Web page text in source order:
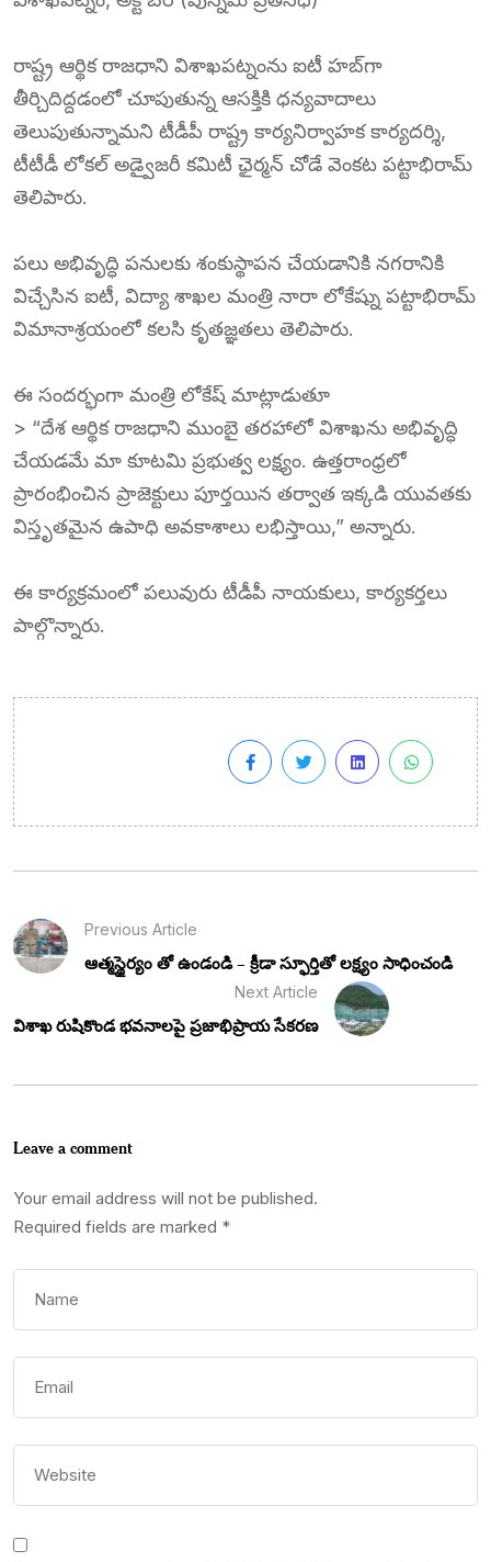
రాష్ట్ర ఆర్థిక రాజధాని విశాఖపట్నంను ఐటీ హబ్‌గా
తీర్చిదిద్దడంలో చూపుతున్న ఆసక్తికి ధన్యవాదాలు
తెలుపుతున్నామని టీడీపీ రాష్ట్ర కార్యనిర్వాహక కార్యదర్శి,
టీటీడీ లోకల్ అడ్వైజరీ కమిటీ ఛైర్మన్ చోడే వెంకట పట్టాభిరామ్
తెలిపారు.
పలు అభివృద్ధి పనులకు శంకుస్థాపన చేయడానికి నగరానికి
విచ్చేసిన ఐటీ, విద్యా శాఖల మంత్రి నారా లోకేష్ను పట్టాభిరామ్
విమానాశ్రయంలో కలసి కృతజ్ఞతలు తెలిపారు.
ఈ సందర్భంగా మంత్రి లోకేష్ మాట్లాడుతూ
> “దేశ ఆర్థిక రాజధాని ముంబై తరహాలో విశాఖను అభివృద్ధి
చేయడమే మా కూటమి ప్రభుత్వ లక్ష్యం. ఉత్తరాంధ్రలో
ప్రారంభించిన ప్రాజెక్టులు పూర్తయిన తర్వాత ఇక్కడి యువతకు
విస్తృతమైన ఉపాధి అవకాశాలు లభిస్తాయి,” అన్నారు.
ఈ కార్యక్రమంలో పలువురు టీడీపీ నాయకులు, కార్యకర్తలు
పాల్గొన్నారు.
Previous Article
ఆత్మస్థైర్యం తో ఉండండి – క్రీడా స్ఫూర్తితో లక్ష్యం సాధించండి
Next Article
విశాఖ రుషికొండ భవనాలపై ప్రజాభిప్రాయ సేకరణ
Leave a comment
Your email address will not be published.
Required fields are marked *